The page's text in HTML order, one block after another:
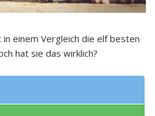
einem Vergleich die elf besten
hat sie das wirklich?